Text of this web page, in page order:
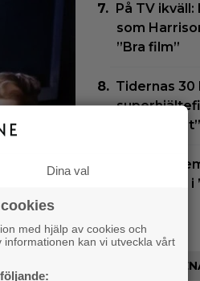
På TV
som
”Bra film”
Tidernas 30
Dark
Nu vet vi
Ganondorf
Dina val
med hjälp av cookies och
kan vi utveckla vårt